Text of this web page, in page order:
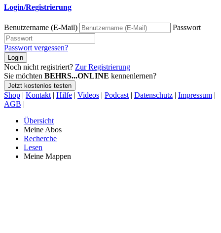
Login/Registrierung
Benutzername (E-Mail) Passwort
Passwort vergessen?
Login
Noch nicht registriert? Zur Registrierung
Sie möchten BEHRS...ONLINE kennenlernen?
Jetzt kostenlos testen
Shop | Kontakt | Hilfe | Videos | Podcast | Datenschutz | Impressum |
AGB |
Übersicht
Meine Abos
Recherche
Lesen
Meine Mappen